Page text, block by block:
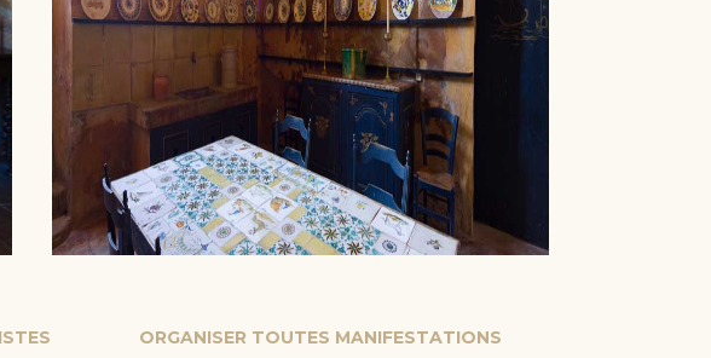
ORGANISER TOUTES MANIFESTATIONS